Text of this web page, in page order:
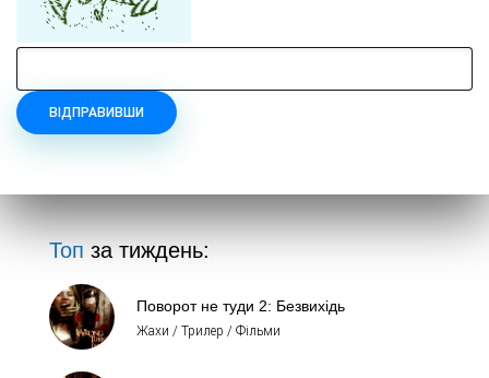
ВІДПРАВИВШИ
Топ за тиждень:
Поворот не туди 2: Безвихідь
Жахи / Трилер / Фільми